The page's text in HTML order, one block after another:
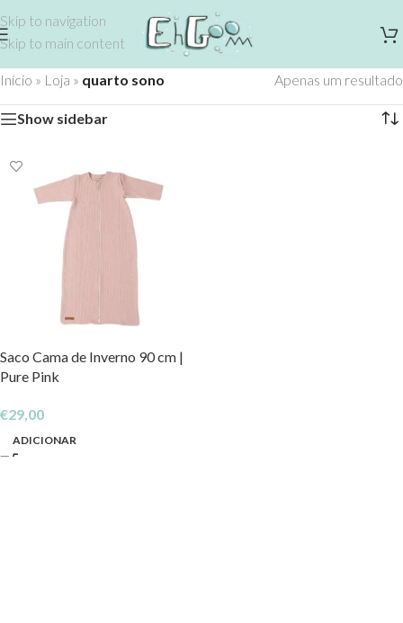
Skip to navigation
Skip to main content
Início » Loja » quarto sono Apenas um resultado
Show sidebar
Saco Cama de Inverno 90 cm |
Pure Pink
€29,00
ADICIONAR